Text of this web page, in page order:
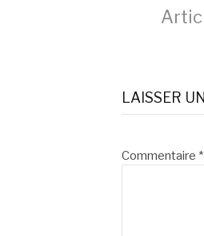
Lire
la
LAISSER
Commentaire *